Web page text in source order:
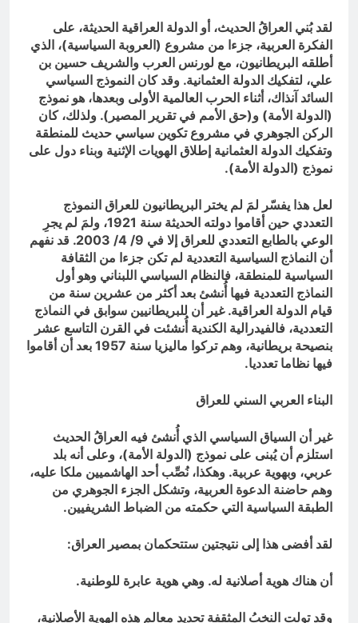
لقد بُني العراقُ الحديث، أو الدولة العراقية الحديثة، على
الفكرة العربية، جزءا من مشروع (العروبة السياسية)، الذي
أطلقه البريطانيون، مع لورنس العرب والشريف حسين بن
علي، لتفكيك الدولة العثمانية. وقد كان النموذج السياسي
السائد آنذاك، أثناء الحرب العالمية الأولى وبعدها، هو نموذج
(الدولة الأمة) و(حق الأمم في تقرير المصير). ولذلك، كان
الركن الجوهري في مشروع تكوين سياسي حديث للمنطقة
وتفكيك الدولة العثمانية إطلاق الهويات الإثنية وبناء دول على
نموذج (الدولة الأمة).
لعل هذا يفسّر لمَ لم يختر البريطانيون للعراق النموذج
التعددي حين أقاموا دولته الحديثة سنة 1921، ولمَ لم يجرِ
الوعي بالطابع التعددي للعراق إلا في 9/ 4/ 2003. قد نفهم
أن النماذج السياسية التعددية لم تكن جزءا من الثقافة
السياسية للمنطقة، فالنظام السياسي اللبناني وهو أول
النماذج التعددية فيها أُنشئ بعد أكثر من عشرين سنة من
قيام الدولة العراقية. غير أن للبريطانيين سوابق في النماذج
التعددية، فالفيدرالية الكندية أُنشئت في القرن التاسع عشر
بنصيحة بريطانية، وهم تركوا ماليزيا سنة 1957 بعد أن أقاموا
فيها نظاما تعدديا.
البناء العربي السني للعراق
غير أن السياق السياسي الذي أُنشئ فيه العراقُ الحديث
استلزم أن يُبنى على نموذج (الدولة الأمة)، وعلى أنه بلد
عربي، وبهوية عربية. وهكذا، نُصِّب أحد الهاشميين ملكا عليه،
وهم حاضنة الدعوة العربية، وتشكل الجزء الجوهري من
الطبقة السياسية التي حكمته من الضباط الشريفيين.
لقد أفضى هذا إلى نتيجتين ستتحكمان بمصير العراق:
أن هناك هوية أصلانية له. وهي هوية عابرة للوطنية.
وقد تولت النخبُ المثقفة تحديد معالم هذه الهوية الأصلانية،